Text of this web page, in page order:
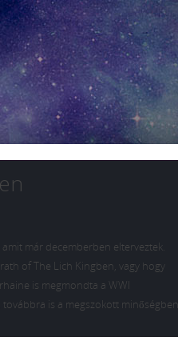
már decemberben elterveztek.
of The Lich Kingben, vagy hogy
is megmondta a WWI
is a megszokott minőségben